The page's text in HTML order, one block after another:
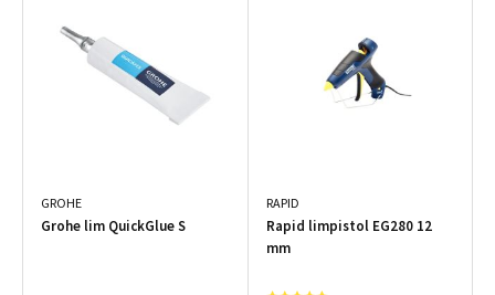
GROHE
Grohe lim QuickGlue S
RAPID
Rapid limpistol EG280 12
mm